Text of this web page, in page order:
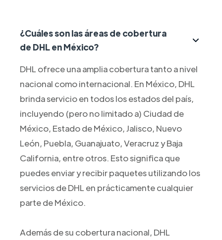
¿Cuáles son las áreas de cobertura
de DHL en México?
DHL ofrece una amplia cobertura tanto a nivel
nacional como internacional. En México, DHL
brinda servicio en todos los estados del país,
incluyendo (pero no limitado a) Ciudad de
México, Estado de México, Jalisco, Nuevo
León, Puebla, Guanajuato, Veracruz y Baja
California, entre otros. Esto significa que
puedes enviar y recibir paquetes utilizando los
servicios de DHL en prácticamente cualquier
parte de México.
Además de su cobertura nacional, DHL